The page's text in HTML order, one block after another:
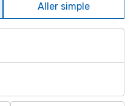
Aller simple